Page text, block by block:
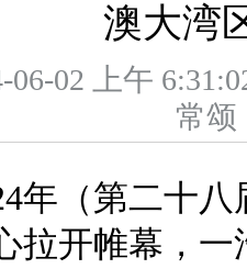
澳大湾
06-02 上午
常
年（第二十八
拉开帷幕，